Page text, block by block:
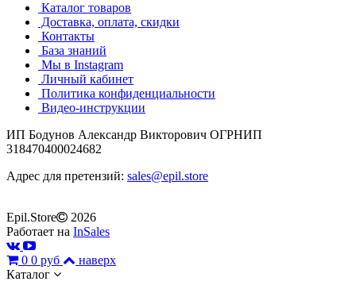
Каталог товаров
Доставка, оплата, скидки
Контакты
База знаний
Мы в Instagram
Личный кабинет
Политика конфиденциальности
Видео-инструкции
ИП Бодунов Александр Викторович ОГРНИП
318470400024682
Адрес для претензий: sales@epil.store
Epil.Store
2026
Работает на InSales
0 0 руб
наверх
Каталог